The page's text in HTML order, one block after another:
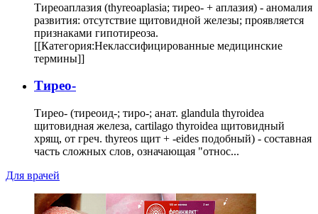
Тиреоаплазия (thyreoaplasia; тирео- + аплазия) - аномалия
развития: отсутствие щитовидной железы; проявляется
признаками гипотиреоза.
[[Категория:Неклассифицированные медицинские
термины]]
Тирео-
Тирео- (тиреоид-; тиро-; анат. glandula thyroidea
щитовидная железа, cartilago thyroidea щитовидный
хрящ, от греч. thyreos щит + -eides подобный) - составная
часть сложных слов, означающая "относ...
Для врачей